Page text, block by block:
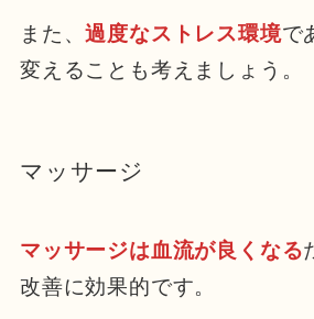
また、過度なストレス環境で
変えることも考えましょう。
マッサージ
マッサージは血流が良くなる
改善に効果的です。